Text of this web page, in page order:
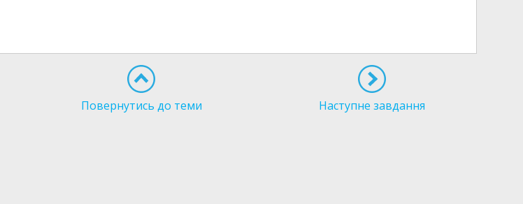
Повернутись до теми Наступне завдання